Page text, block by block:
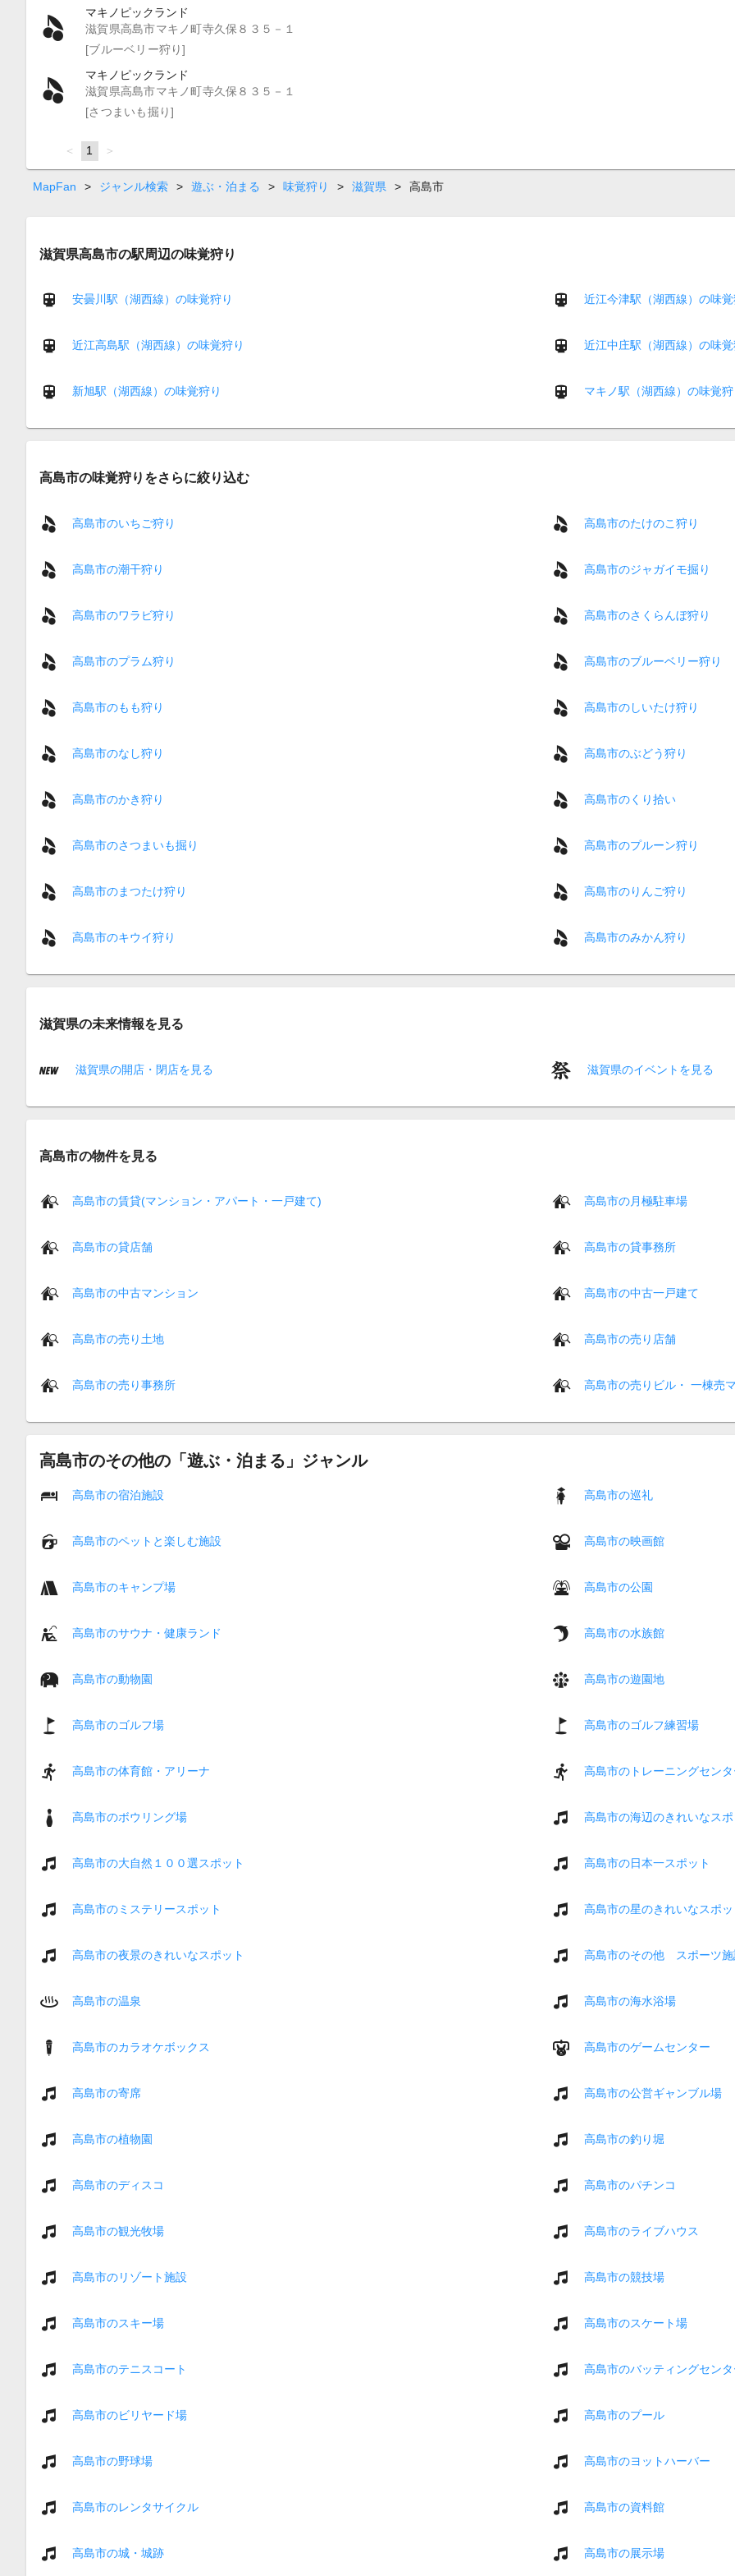
マキノピックランド
滋賀県高島市マキノ町寺久保８３５－１
[ブルーベリー狩り]
マキノピックランド
滋賀県高島市マキノ町寺久保８３５－１
[さつまいも掘り]
page
You're
on
page
1 page
MapFan > ジャンル検索 > 遊ぶ・泊まる > 味覚狩り > 滋賀県 > 高島市
滋賀県高島市の駅周辺の味覚狩り
安曇川駅（湖西線）の味覚狩り 近江今津駅（湖西線）の味
近江高島駅（湖西線）の味覚狩り 近江中庄駅（湖西線）の味
新旭駅（湖西線）の味覚狩り マキノ駅（湖西線）の味覚
高島市の味覚狩りをさらに絞り込む
高島市のいちご狩り 高島市のたけのこ狩り
高島市の潮干狩り 高島市のジャガイモ掘り
高島市のワラビ狩り 高島市のさくらんぼ狩り
高島市のプラム狩り 高島市のブルーベリー狩り
高島市のもも狩り 高島市のしいたけ狩り
高島市のなし狩り 高島市のぶどう狩り
高島市のかき狩り 高島市のくり拾い
高島市のさつまいも掘り 高島市のプルーン狩り
高島市のまつたけ狩り 高島市のりんご狩り
高島市のキウイ狩り 高島市のみかん狩り
滋賀県の未来情報を見る
滋賀県の開店・閉店を見る 滋賀県のイベントを見る
高島市の物件を見る
高島市の賃貸(マンション・アパート・一戸建て) 高島市の月極駐車場
高島市の貸店舗 高島市の貸事務所
高島市の中古マンション 高島市の中古一戸建て
高島市の売り土地 高島市の売り店舗
高島市の売り事務所 高島市の売りビル・ 一棟売
高島市のその他の「遊ぶ・泊まる」ジャンル
高島市の宿泊施設 高島市の巡礼
高島市のペットと楽しむ施設 高島市の映画館
高島市のキャンプ場 高島市の公園
高島市のサウナ・健康ランド 高島市の水族館
高島市の動物園 高島市の遊園地
高島市のゴルフ場 高島市のゴルフ練習場
高島市の体育館・アリーナ 高島市のトレーニングセン
高島市のボウリング場 高島市の海辺のきれいなス
高島市の大自然１００選スポット 高島市の日本一スポット
高島市のミステリースポット 高島市の星のきれいなスポ
高島市の夜景のきれいなスポット 高島市のその他 スポーツ施
高島市の温泉 高島市の海水浴場
高島市のカラオケボックス 高島市のゲームセンター
高島市の寄席 高島市の公営ギャンブル場
高島市の植物園 高島市の釣り堀
高島市のディスコ 高島市のパチンコ
高島市の観光牧場 高島市のライブハウス
高島市のリゾート施設 高島市の競技場
高島市のスキー場 高島市のスケート場
高島市のテニスコート 高島市のバッティングセン
高島市のビリヤード場 高島市のプール
高島市の野球場 高島市のヨットハーバー
高島市のレンタサイクル 高島市の資料館
高島市の城・城跡 高島市の展示場